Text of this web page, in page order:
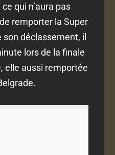
qui n’aura pas
remporter la Super
son déclassement, il
lors de la finale
elle aussi remportée